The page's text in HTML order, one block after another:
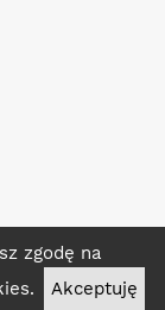
zgodę na
Akceptuję